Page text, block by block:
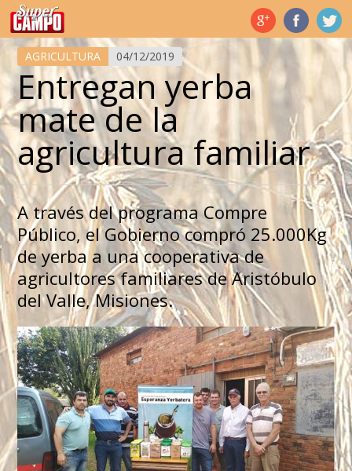
Temas de hoy
AGRICULTURA 04/12/2019
Entregan yerba
mate de la
agricultura familiar
A través del programa Compre
Público, el Gobierno compró 25.000Kg
de yerba a una cooperativa de
agricultores familiares de Aristóbulo
del Valle, Misiones.